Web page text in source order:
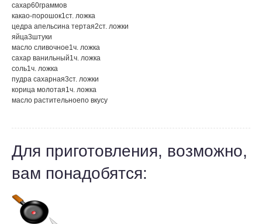
сахар60граммов
какао-порошок1 ст. ложка
цедра апельсина тертая2ст. ложки
яйца3штуки
масло сливочное1 ч. ложка
сахар ванильный1 ч. ложка
соль1 ч. ложка
пудра сахарная3ст. ложки
корица молотая1 ч. ложка
масло растительноепо вкусу
Для приготовления, возможно,
вам понадобятся: